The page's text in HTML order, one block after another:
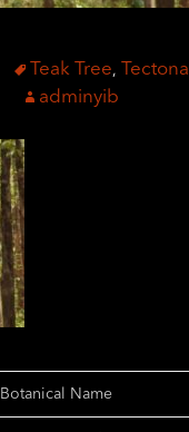
Teak Tree,
Tectona
adminyib
Botanical Name